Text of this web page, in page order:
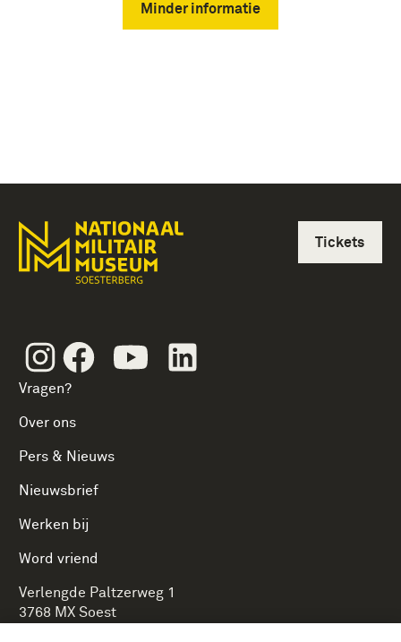
Minder informatie
InstagramFacebookYoutube
Vragen?
Over ons
Pers & Nieuws
Nieuwsbrief
Werken bij
Word vriend
Tickets
Verlengde Paltzerweg 1
3768 MX Soest